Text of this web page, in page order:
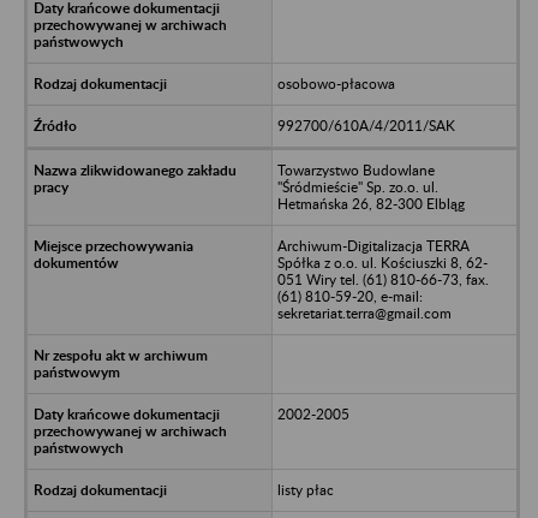
osobowo-płacowa
992700/610A/4/2011/SAK
Towarzystwo Budowlane
"Śródmieście" Sp. zo.o. ul.
Hetmańska 26, 82-300 Elbląg
Archiwum-Digitalizacja TERRA
Spółka z o.o. ul. Kościuszki 8, 62-
051 Wiry tel. (61) 810-66-73, fax.
(61) 810-59-20, e-mail:
sekretariat.terra@gmail.com
2002-2005
listy płac